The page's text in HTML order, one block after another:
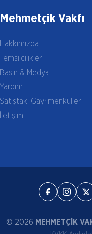
Mehmetçik Vakfı
Hakkımızda
Temsilcilikler
Basın & Medya
Yardım
Satıştaki Gayrimenkuller
İletişim
© 2026 MEHMETÇİK